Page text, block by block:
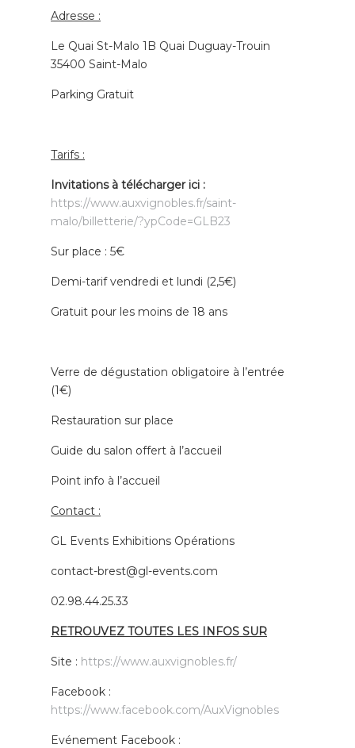
Adresse :
Le Quai St-Malo 1B Quai Duguay-Trouin
35400 Saint-Malo
Parking Gratuit
Tarifs :
Invitations à télécharger ici :
https://www.auxvignobles.fr/saint-
malo/billetterie/?ypCode=GLB23
Sur place : 5€
Demi-tarif vendredi et lundi (2,5€)
Gratuit pour les moins de 18 ans
Verre de dégustation obligatoire à l’entrée
(1€)
Restauration sur place
Guide du salon offert à l’accueil
Point info à l’accueil
Contact :
GL Events Exhibitions Opérations
contact-brest@gl-events.com
02.98.44.25.33
RETROUVEZ TOUTES LES INFOS SUR
Site : https://www.auxvignobles.fr/
Facebook :
https://www.facebook.com/AuxVignobles
Evénement Facebook :